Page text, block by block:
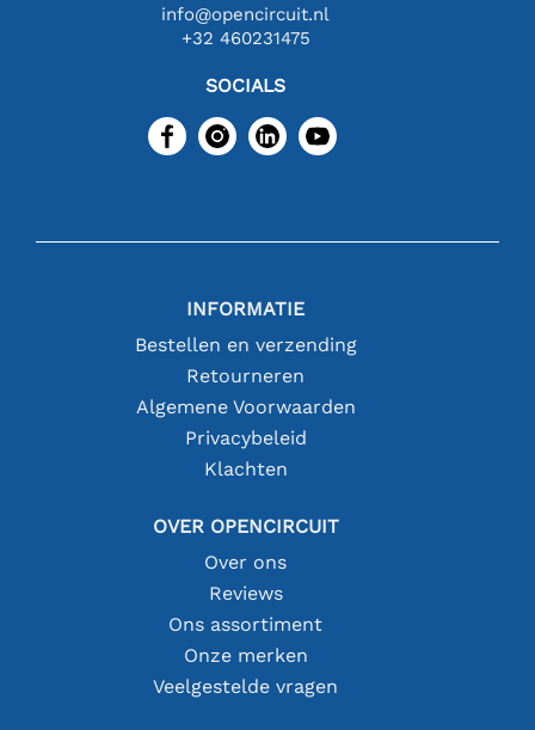
info@opencircuit.nl
+32 460231475
SOCIALS
INFORMATIE
Bestellen en verzending
Retourneren
Algemene Voorwaarden
Privacybeleid
Klachten
OVER OPENCIRCUIT
Over ons
Reviews
Ons assortiment
Onze merken
Veelgestelde vragen